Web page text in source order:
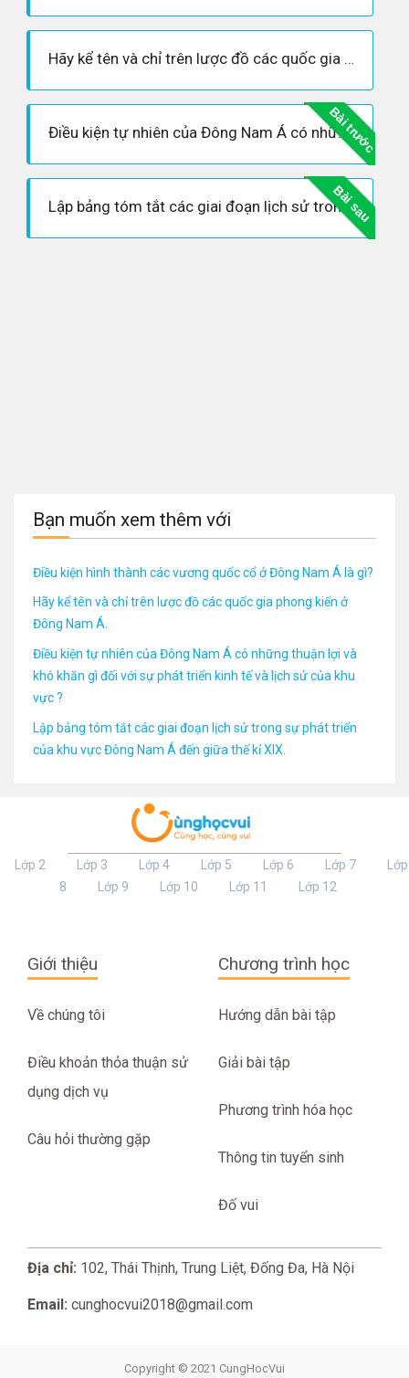
Hãy kể tên và chỉ trên lược đồ các quốc gia phong kiến ở Đông Nam Á.
Bài trước
Điều kiện tự nhiên của Đông Nam Á có những thuận lợi và khó khăn gì đối với sự phát triển kinh tế và lịch sử của khu vực ?
Bài sau
Lập bảng tóm tắt các giai đoạn lịch sử trong sự phát triển của khu vực Đông Nam Á đến giữa thế kỉ XIX.
Bạn muốn xem thêm với
Điều kiện hình thành các vương quốc cổ ở Đông Nam Á là gì?
Hãy kể tên và chỉ trên lược đồ các quốc gia phong kiến ở
Đông Nam Á.
Điều kiện tự nhiên của Đông Nam Á có những thuận lợi và
khó khăn gì đối với sự phát triển kinh tế và lịch sử của khu
vực ?
Lập bảng tóm tắt các giai đoạn lịch sử trong sự phát triển
của khu vực Đông Nam Á đến giữa thế kỉ XIX.
Lớp 2 Lớp 3 Lớp 4 Lớp 5 Lớp 6 Lớp 7
Lớp
8
Lớp 9 Lớp 10 Lớp 11 Lớp 12
Giới thiệu
Về chúng tôi
Điều khoản thỏa thuận sử
dụng dịch vụ
Câu hỏi thường gặp
Chương trình học
Hướng dẫn bài tập
Giải bài tập
Phương trình hóa học
Thông tin tuyển sinh
Đố vui
Địa chỉ: 102, Thái Thịnh, Trung Liệt, Đống Đa, Hà Nội
Email: cunghocvui2018@gmail.com
Copyright © 2021 CungHocVui